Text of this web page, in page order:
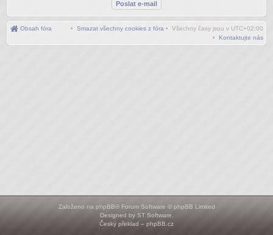
Obsah fóra • Všechny časy jsou v UTC+02:00
• Smazat všechny cookies z fóra
• Kontaktujte nás
Založeno na phpBB® Forum Software © phpBB Limited
Designed by ST Software
Český překlad – phpBB.cz